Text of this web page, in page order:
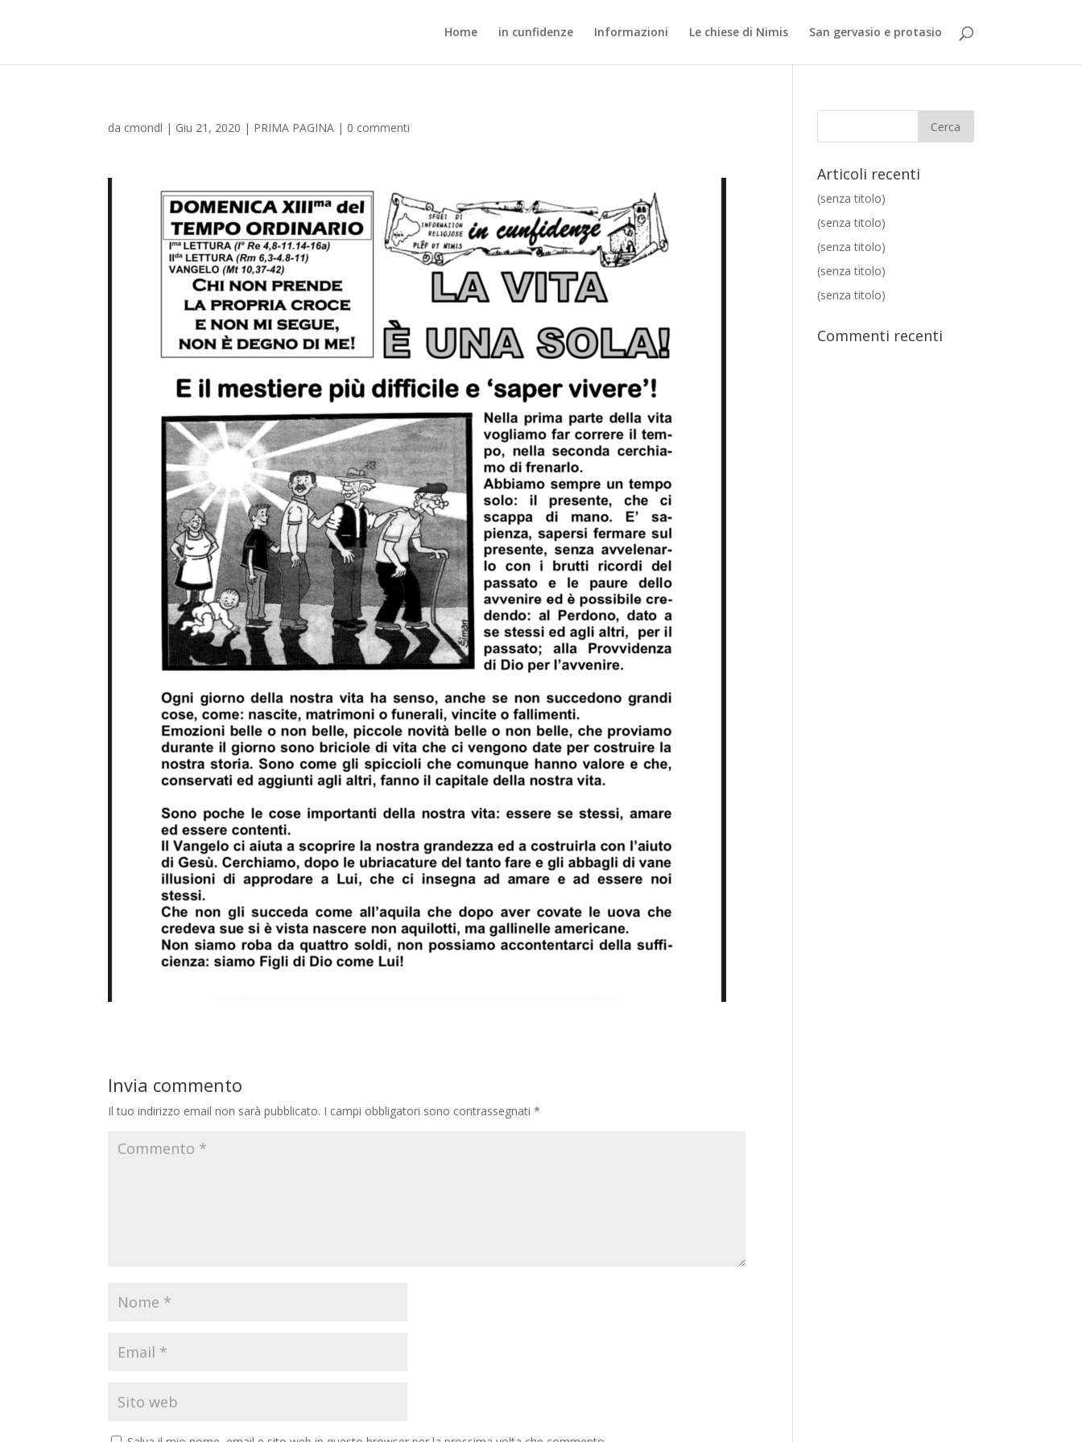
Home in cunfidenze Informazioni Le chiese di Nimis San gervasio e protasio
da cmondl | Giu 21, 2020 | PRIMA PAGINA | 0 commenti
Invia commento
Il tuo indirizzo email non sarà pubblicato. I campi obbligatori sono contrassegnati*
Articoli recenti
(senza titolo)
(senza titolo)
(senza titolo)
(senza titolo)
(senza titolo)
Commenti recenti